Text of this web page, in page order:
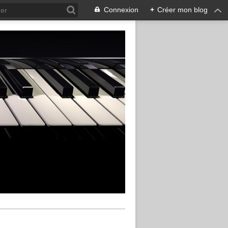
Connexion + Créer mon blog